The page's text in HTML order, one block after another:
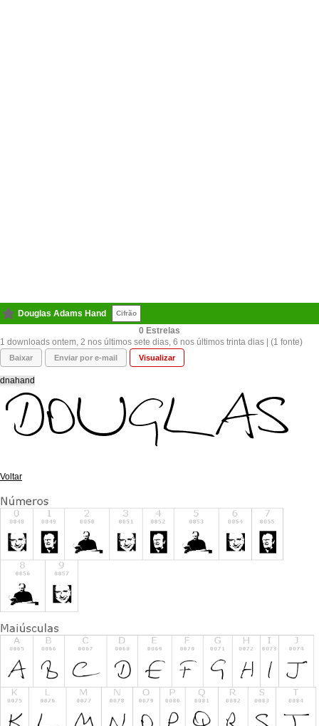
Douglas Adams Hand Cifrão
0
1 downloads ontem, 2 nos últimos sete dias, 6 nos últimos trinta dias | (1 fonte)
Baixar Enviar por e-mail Visualizar
dnahand
Voltar